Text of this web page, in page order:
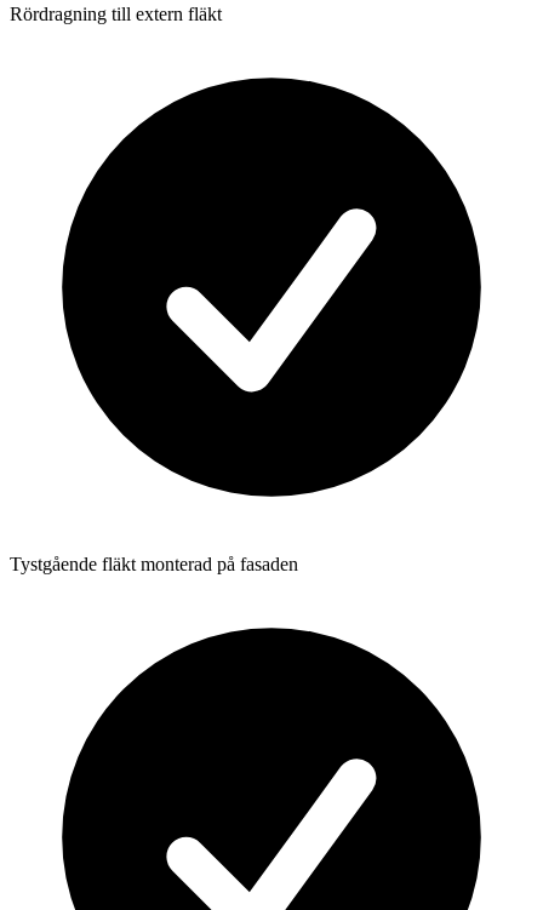
Rördragning till extern fläkt
Tystgående fläkt monterad på fasaden